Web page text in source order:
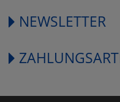
NEWSLETTER